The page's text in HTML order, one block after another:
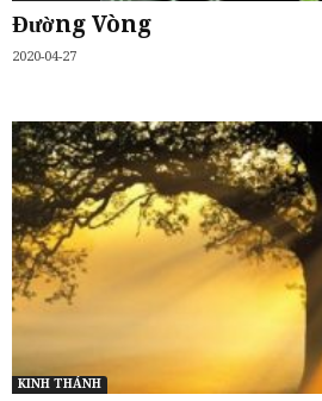
Đường Vòng
2020-04-27
KINH THÁNH